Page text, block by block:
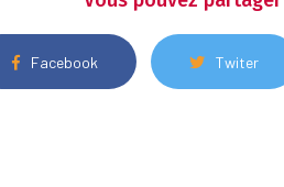
Facebook Twiter